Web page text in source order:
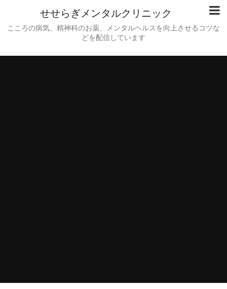
せせらぎメンタルクリニック
こころの病気、精神科のお薬、メンタルヘルスを向上させるコツな
どを配信しています